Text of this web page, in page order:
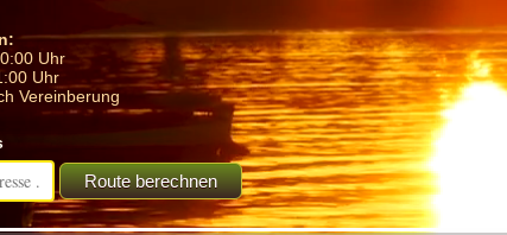
München erleben
Uhr
Uhr
Vereinberung